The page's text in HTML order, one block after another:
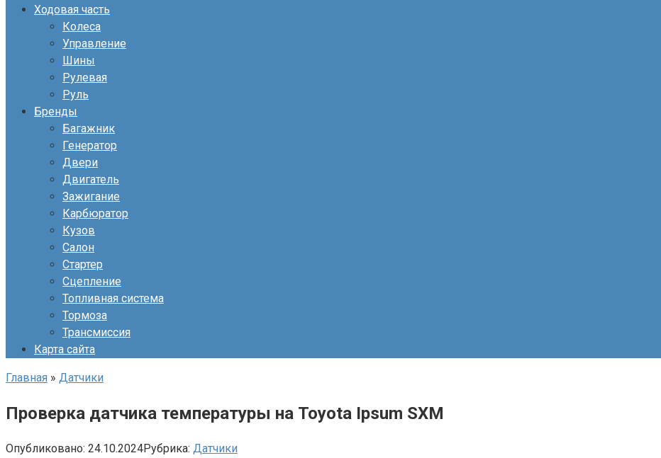
Ходовая часть
Колеса
Управление
Шины
Рулевая
Руль
Бренды
Багажник
Генератор
Двери
Двигатель
Зажигание
Карбюратор
Кузов
Салон
Стартер
Сцепление
Топливная система
Тормоза
Трансмиссия
Карта сайта
Главная » Датчики
Проверка датчика температуры на Toyota Ipsum SXM
Опубликовано: 24.10.2024Рубрика: Датчики